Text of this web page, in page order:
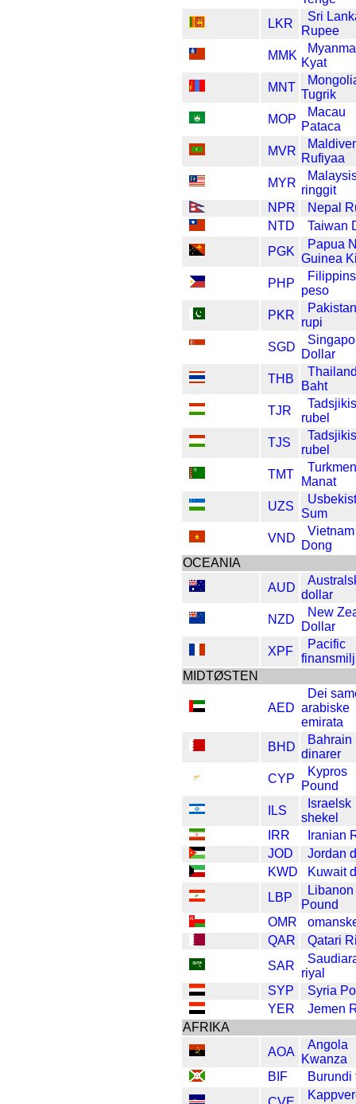
LKR
Sri
Rupee
MMK
Kyat
MNT
Tugrik
MOP
Macau
Pataca
MVR
Rufiyaa
MYR
ringgit
NPR
Nepal
NTD
Taiwan
PGK
Papua
Guinea
PHP
peso
PKR
rupi
SGD
Dollar
THB
Baht
TJR
rubel
TJS
rubel
TMT
Manat
UZS
Sum
VND
Vietnam
Dong
OCEANIA
AUD
dollar
NZD
New
Dollar
XPF
Pacific
MIDTØSTEN
AED
Dei
arabiske
emirata
BHD
Bahrain
dinarer
CYP
Kypros
Pound
ILS
Israelsk
shekel
IRR
Iranian
JOD
Jordan
KWD
Kuwait
LBP
Libanon
Pound
OMR
QAR
Qatari
SAR
riyal
SYP
Syria
YER
Jemen
AFRIKA
AOA
Angola
Kwanza
BIF
Burundi